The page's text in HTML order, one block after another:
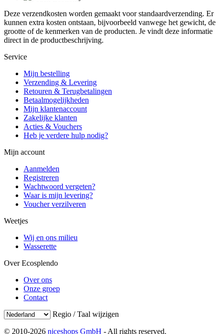
Deze verzendkosten worden gemaakt voor standaardverzending. Er
kunnen extra kosten ontstaan, bijvoorbeeld vanwege het gewicht, de
grootte of de kenmerken van de producten. Je vindt deze informatie
direct in de productbeschrijving.
Service
Mijn bestelling
Verzending & Levering
Retouren & Terugbetalingen
Betaalmogelijkheden
Mijn klantenaccount
Zakelijke klanten
Acties & Vouchers
Heb je verdere hulp nodig?
Mijn account
Aanmelden
Registreren
Wachtwoord vergeten?
Waar is mijn levering?
Voucher verzilveren
Weetjes
Wij en ons milieu
Wasserette
Over Ecosplendo
Over ons
Onze groep
Contact
Regio / Taal wijzigen
© 2010-2026 niceshops GmbH - All rights reserved.